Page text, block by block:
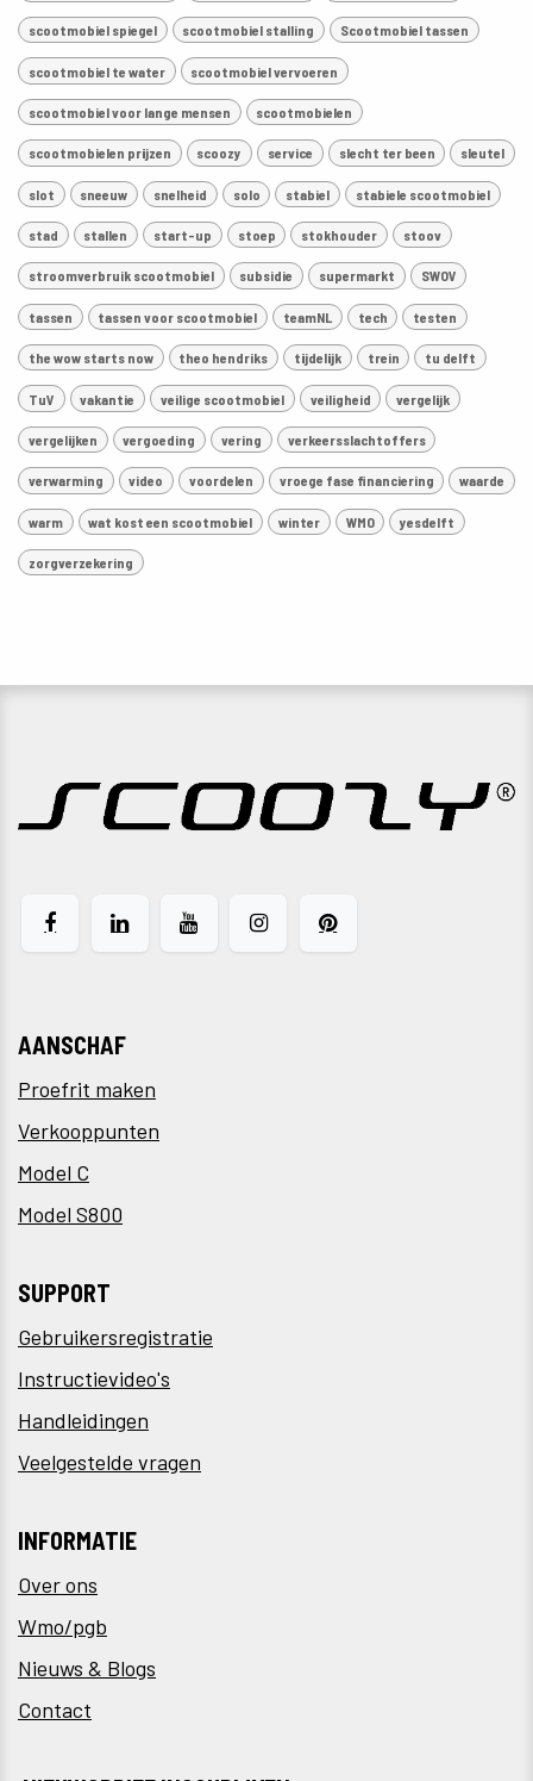
scootmobiel spiegel scootmobiel stalling Scootmobiel tassen
scootmobiel te water scootmobiel vervoeren
scootmobiel voor lange mensen scootmobielen
scootmobielen prijzen scoozy service slecht ter been sleutel
slot sneeuw snelheid solo stabiel stabiele scootmobiel
stad stallen start-up stoep stokhouder stoov
stroomverbruik scootmobiel subsidie supermarkt SWOV
tassen tassen voor scootmobiel teamNL tech testen
the wow starts now theo hendriks tijdelijk trein tu delft
TuV vakantie veilige scootmobiel veiligheid vergelijk
vergelijken vergoeding vering verkeersslachtoffers
verwarming video voordelen vroege fase financiering waarde
warm wat kost een scootmobiel winter WMO yesdelft
zorgverzekering
AANSCHAF
Proefrit maken
Verkooppunten
Model C
Model S800
SUPPORT
Gebruikersregistratie
Instructievideo's
Handleidingen
Veelgestelde vragen
INFORMATIE
Over ons
Wmo/pgb
Nieuws & Blogs
Contact